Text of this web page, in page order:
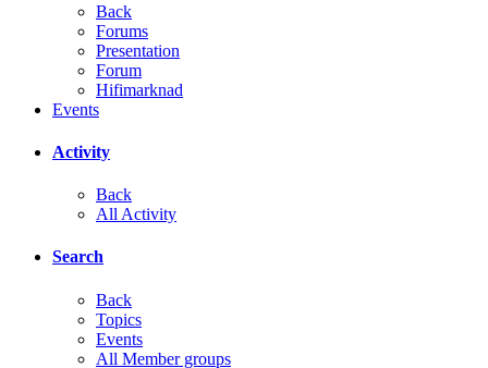
Back
Forums
Presentation
Forum
Hifimarknad
Events
Activity
Back
All Activity
Search
Back
Topics
Events
All Member groups